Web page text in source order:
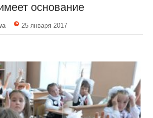
основание
25 января 2017